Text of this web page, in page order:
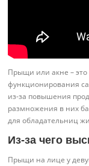
Прыщи или акне – это
функционирования
из-за повышения
размножения в них
для обладательниц
Из-за чего
Прыщи на лице у